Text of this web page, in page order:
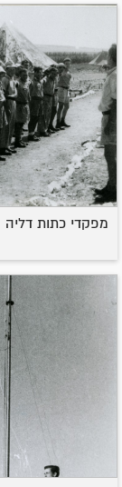
מפקדי כתות דליה